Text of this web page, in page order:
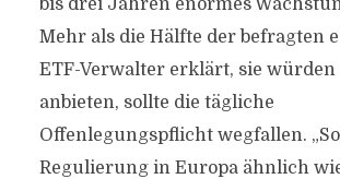
bis drei Jahren enormes
Mehr als die Hälfte der befragten
ETF-Verwalter erklärt, sie würden
anbieten, sollte die tägliche
Offenlegungspflicht wegfallen.
Regulierung in Europa ähnlich